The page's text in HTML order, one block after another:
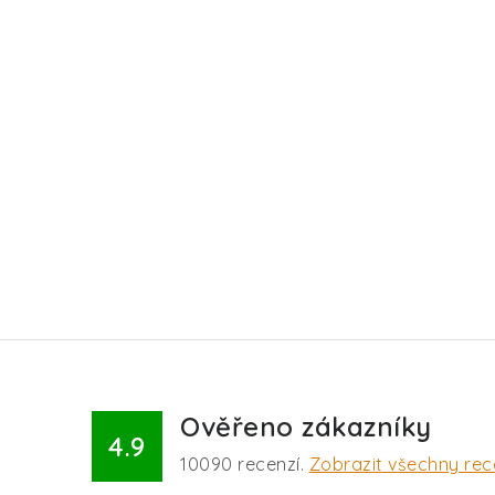
4.9
Ověřeno zákazníky
10090 recenzí. Zobrazit všechny